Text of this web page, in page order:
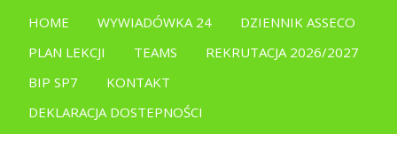
HOME WYWIADÓWKA 24
DZIENNIK ASSECO
PLAN LEKCJI
TEAMS
REKRUTACJA 2026/2027
BIP SP7
KONTAKT
DEKLARACJA DOSTEPNOŚCI